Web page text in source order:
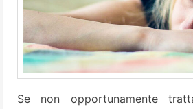
Se non opportunamente